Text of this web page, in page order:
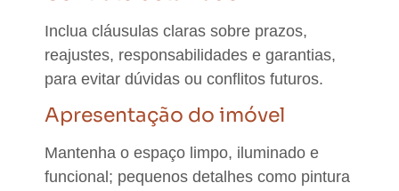
Inclua cláusulas claras sobre prazos,
reajustes, responsabilidades e garantias,
para evitar dúvidas ou conflitos futuros.
Apresentação do imóvel
Mantenha o espaço limpo, iluminado e
funcional; pequenos detalhes como pintura